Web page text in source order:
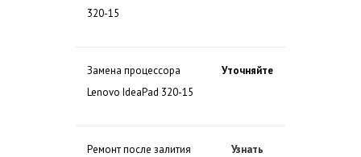
320-15
Замена процессора
Lenovo IdeaPad 320-15
Уточняйте
Ремонт после залития
Узнать